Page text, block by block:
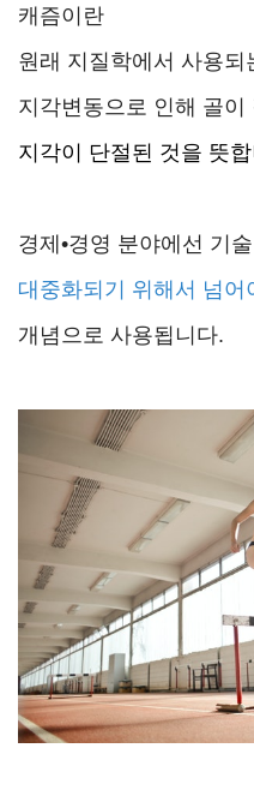
캐즘이란
원래 지질학에서 사용되
지각변동으로 인해 골이
지각이 단절된 것을 뜻
경제•경영 분야에선 기
대중화되기 위해서 넘어
개념으로 사용됩니다.